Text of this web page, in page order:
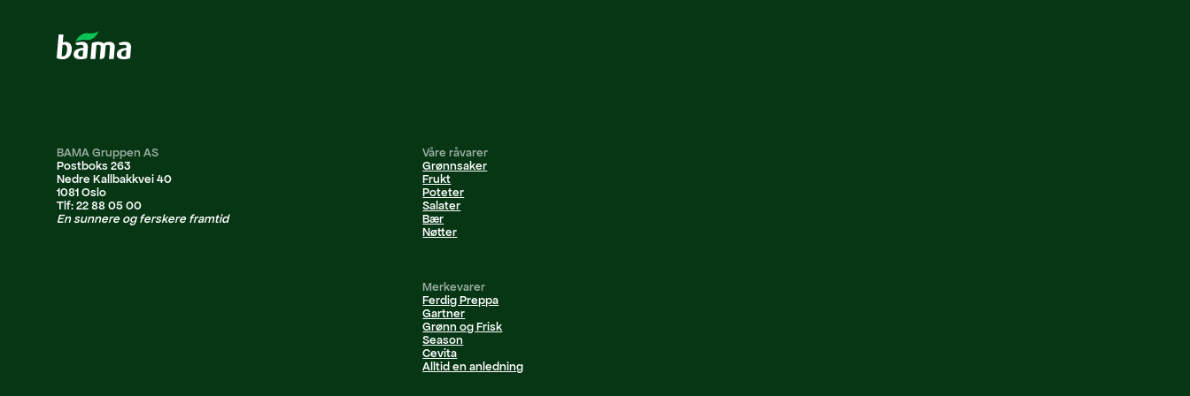
BAMA Gruppen AS
Postboks 263
Nedre Kallbakkvei 40
1081 Oslo
Tlf: 22 88 05 00
En sunnere og ferskere framtid
Våre råvarer
Grønnsaker
Frukt
Poteter
Salater
Bær
Nøtter
Merkevarer
Ferdig Preppa
Gartner
Grønn og Frisk
Season
Cevita
Alltid en anledning